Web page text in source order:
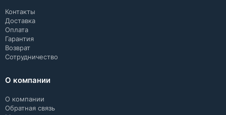
Контакты
Доставка
Оплата
Гарантия
Возврат
Сотрудничество
О компании
О компании
Обратная связь